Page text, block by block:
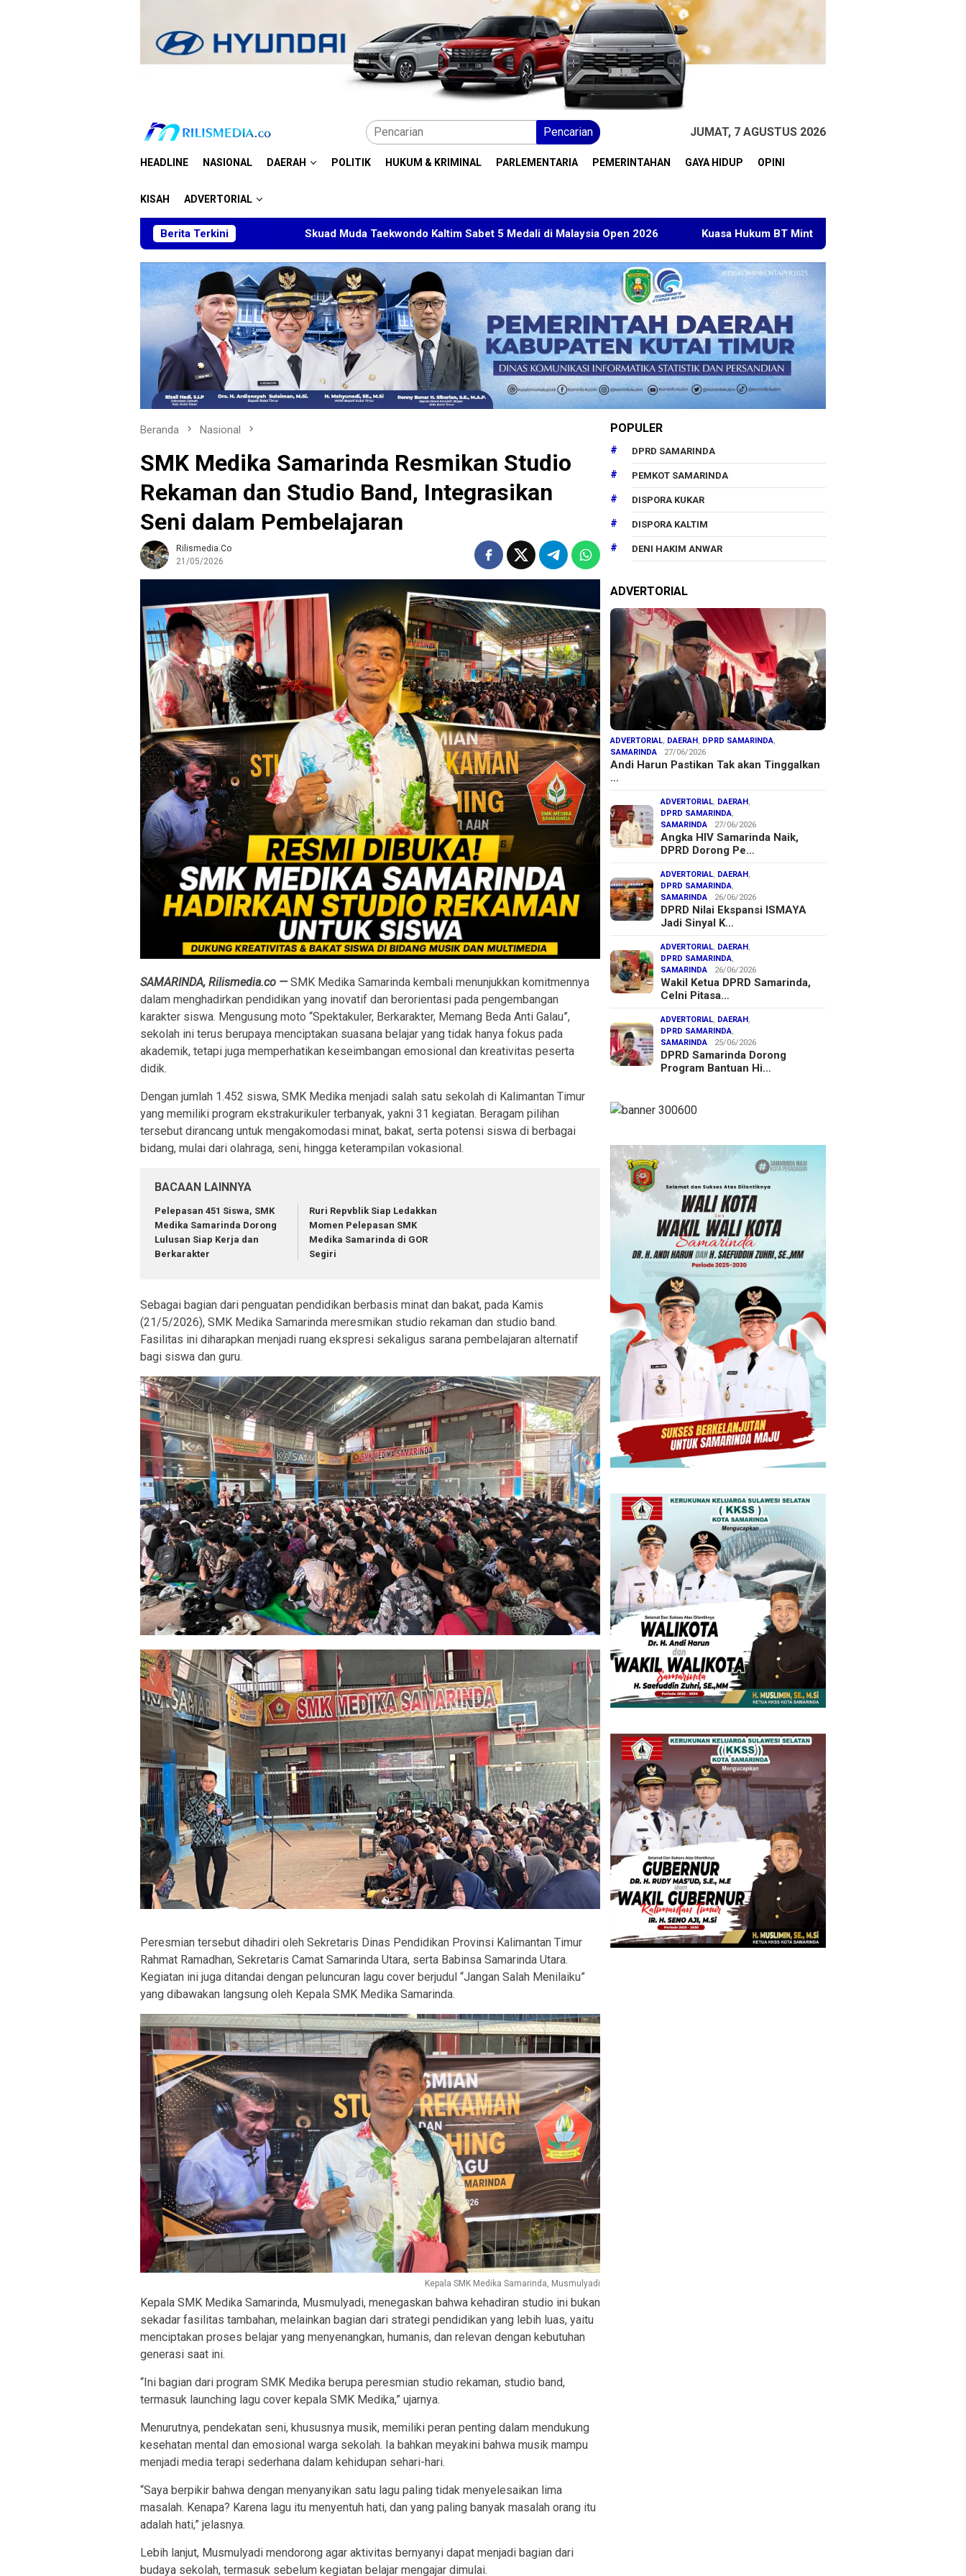
Pencarian JUMAT, 7 AGUSTUS 2026
HEADLINE NASIONAL DAERAH POLITIK HUKUM & KRIMINAL PARLEMENTARIA PEMERINTAHAN GAYA HIDUP OPINI
KISAH ADVERTORIAL
Berita Terkini
Skuad Muda Taekwondo Kaltim Sabet 5 Medali di Malaysia Open 2026 Kuasa Hukum BT Minta Dakwaan Korupsi Lahan Transmigrasi Ditolak, Sebut
Beranda Nasional
SMK Medika Samarinda Resmikan Studio
Rekaman dan Studio Band, Integrasikan
Seni dalam Pembelajaran
Rilismedia.co
21/05/2026
SAMARINDA, Rilismedia.co —SMK Medika Samarinda kembali menunjukkan komitmennya
dalam menghadirkan pendidikan yang inovatif dan berorientasi pada pengembangan
karakter siswa. Mengusung moto “Spektakuler, Berkarakter, Memang Beda Anti Galau”,
sekolah ini terus berupaya menciptakan suasana belajar yang tidak hanya fokus pada
akademik, tetapi juga memperhatikan keseimbangan emosional dan kreativitas peserta
didik.
Dengan jumlah 1.452 siswa, SMK Medika menjadi salah satu sekolah di Kalimantan Timur
yang memiliki program ekstrakurikuler terbanyak, yakni 31 kegiatan. Beragam pilihan
tersebut dirancang untuk mengakomodasi minat, bakat, serta potensi siswa di berbagai
bidang, mulai dari olahraga, seni, hingga keterampilan vokasional.
BACAAN LAINNYA
Pelepasan 451 Siswa, SMK
Medika Samarinda Dorong
Lulusan Siap Kerja dan
Berkarakter
Ruri Repvblik Siap Ledakkan
Momen Pelepasan SMK
Medika Samarinda di GOR
Segiri
Sebagai bagian dari penguatan pendidikan berbasis minat dan bakat, pada Kamis
(21/5/2026), SMK Medika Samarinda meresmikan studio rekaman dan studio band.
Fasilitas ini diharapkan menjadi ruang ekspresi sekaligus sarana pembelajaran alternatif
bagi siswa dan guru.
Peresmian tersebut dihadiri oleh Sekretaris Dinas Pendidikan Provinsi Kalimantan Timur
Rahmat Ramadhan, Sekretaris Camat Samarinda Utara, serta Babinsa Samarinda Utara.
Kegiatan ini juga ditandai dengan peluncuran lagu cover berjudul “Jangan Salah Menilaiku”
yang dibawakan langsung oleh Kepala SMK Medika Samarinda.
Kepala SMK Medika Samarinda, Musmulyadi
Kepala SMK Medika Samarinda, Musmulyadi, menegaskan bahwa kehadiran studio ini bukan
sekadar fasilitas tambahan, melainkan bagian dari strategi pendidikan yang lebih luas, yaitu
menciptakan proses belajar yang menyenangkan, humanis, dan relevan dengan kebutuhan
generasi saat ini.
“Ini bagian dari program SMK Medika berupa peresmian studio rekaman, studio band,
termasuk launching lagu cover kepala SMK Medika,” ujarnya.
Menurutnya, pendekatan seni, khususnya musik, memiliki peran penting dalam mendukung
kesehatan mental dan emosional warga sekolah. Ia bahkan meyakini bahwa musik mampu
menjadi media terapi sederhana dalam kehidupan sehari-hari.
“Saya berpikir bahwa dengan menyanyikan satu lagu paling tidak menyelesaikan lima
masalah. Kenapa? Karena lagu itu menyentuh hati, dan yang paling banyak masalah orang itu
adalah hati,” jelasnya.
Lebih lanjut, Musmulyadi mendorong agar aktivitas bernyanyi dapat menjadi bagian dari
budaya sekolah, termasuk sebelum kegiatan belajar mengajar dimulai.
POPULER
DPRD SAMARINDA
PEMKOT SAMARINDA
DISPORA KUKAR
DISPORA KALTIM
DENI HAKIM ANWAR
ADVERTORIAL
ADVERTORIAL, DAERAH , DPRD SAMARINDA,
SAMARINDA
27/06/2026
Andi Harun Pastikan Tak akan Tinggalkan
…
ADVERTORIAL, DAERAH ,
DPRD SAMARINDA,
SAMARINDA
27/06/2026
Angka HIV Samarinda Naik,
DPRD Dorong Pe…
ADVERTORIAL, DAERAH ,
DPRD SAMARINDA,
SAMARINDA
26/06/2026
DPRD Nilai Ekspansi ISMAYA
Jadi Sinyal K…
ADVERTORIAL, DAERAH ,
DPRD SAMARINDA,
SAMARINDA
26/06/2026
Wakil Ketua DPRD Samarinda,
Celni Pitasa…
ADVERTORIAL, DAERAH ,
DPRD SAMARINDA,
SAMARINDA
25/06/2026
DPRD Samarinda Dorong
Program Bantuan Hi…